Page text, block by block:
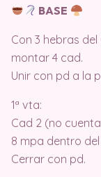
BASE
Con 3 hebras
montar 4 cad.
Unir con pd a la
1ª vta:
Cad 2 (no
8 mpa dentro del
Cerrar con pd.